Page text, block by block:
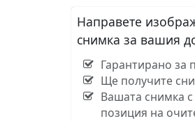
Направете
снимка за вашия
Гарантирано за
Ще получите
Вашата снимка
позиция на